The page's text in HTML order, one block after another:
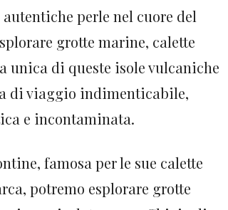
perle nel cuore del
grotte marine, calette
unica di queste isole vulcaniche
di viaggio indimenticabile,
e incontaminata.
famosa per le sue calette
potremo esplorare grotte